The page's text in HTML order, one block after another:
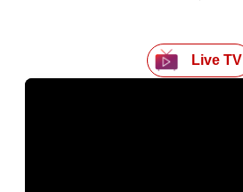
Live TV